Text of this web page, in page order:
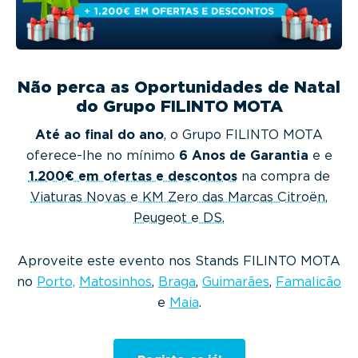
g
a
t
o
Não perca as Oportunidades de Natal
do Grupo FILINTO MOTA
Até ao final do ano, o Grupo FILINTO MOTA
oferece-lhe no mínimo 6 Anos de Garantia e e
1.200€ em ofertas e descontos na compra de
Viaturas Novas e KM Zero das Marcas Citroën,
Peugeot e DS.
Aproveite este evento nos Stands FILINTO MOTA
no Porto, Matosinhos, Braga, Guimarães, Famalicão
e Maia.